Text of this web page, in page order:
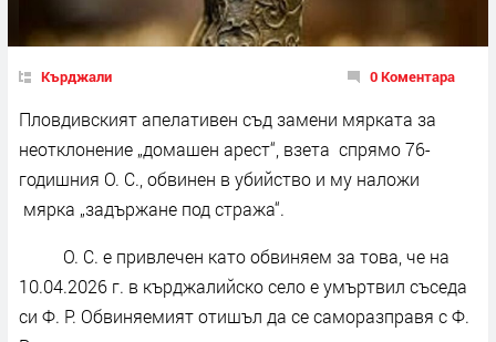
Кърджали 0 Коментара
Пловдивският апелативен съд замени мярката за
неотклонение „домашен арест“, взета спрямо 76-
годишния О. С., обвинен в убийство и му наложи
мярка „задържане под стража“.
О. С. е привлечен като обвиняем за това, че на
10.04.2026 г. в кърджалийско село е умъртвил съседа
си Ф. Р. Обвиняемият отишъл да се саморазправя с Ф.